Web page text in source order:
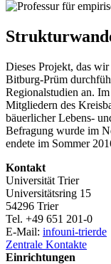
Dieses Projekt, das
Bitburg-Prüm
Regionalstudien an.
Mitgliedern des
bäuerlicher Lebens-
Befragung wurde im
endete im Sommer
Kontakt
Universität Trier
Universitätsring 15
54296 Trier
Tel. +49 651 201-0
E-Mail: infouni-trierde
Zentrale Kontakte
Einrichtungen